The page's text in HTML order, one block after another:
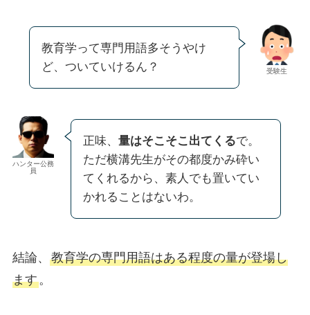
受験生
教育学って専門用語多そうやけ
ど、ついていけるん？
ハンター公務
員
正味、 量はそこそこ出てくるで。
ただ横溝先生がその都度かみ砕い
てくれるから、素人でも置いてい
かれることはないわ。
結論、 教育学の専門用語はある程度の量が登場し
ます。